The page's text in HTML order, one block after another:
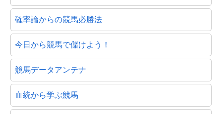
確率論からの競馬必勝法
今日から競馬で儲けよう！
競馬データアンテナ
血統から学ぶ競馬